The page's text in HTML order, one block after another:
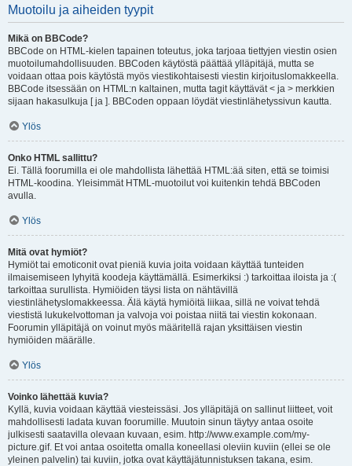
Muotoilu ja aiheiden tyypit
Mikä on BBCode?
BBCode on HTML-kielen tapainen toteutus, joka tarjoaa tiettyjen viestin osien
muotoilumahdollisuuden. BBCoden käytöstä päättää ylläpitäjä, mutta se
voidaan ottaa pois käytöstä myös viestikohtaisesti viestin kirjoituslomakkeella.
BBCode itsessään on HTML:n kaltainen, mutta tagit käyttävät < ja > merkkien
sijaan hakasulkuja [ ja ]. BBCoden oppaan löydät viestinlähetyssivun kautta.
Ylös
Onko HTML sallittu?
Ei. Tällä foorumilla ei ole mahdollista lähettää HTML:ää siten, että se toimisi
HTML-koodina. Yleisimmät HTML-muotoilut voi kuitenkin tehdä BBCoden
avulla.
Ylös
Mitä ovat hymiöt?
Hymiöt tai emoticonit ovat pieniä kuvia joita voidaan käyttää tunteiden
ilmaisemiseen lyhyitä koodeja käyttämällä. Esimerkiksi :) tarkoittaa iloista ja :(
tarkoittaa surullista. Hymiöiden täysi lista on nähtävillä
viestinlähetyslomakkeessa. Älä käytä hymiöitä liikaa, sillä ne voivat tehdä
viestistä lukukelvottoman ja valvoja voi poistaa niitä tai viestin kokonaan.
Foorumin ylläpitäjä on voinut myös määritellä rajan yksittäisen viestin
hymiöiden määrälle.
Ylös
Voinko lähettää kuvia?
Kyllä, kuvia voidaan käyttää viesteissäsi. Jos ylläpitäjä on sallinut liitteet, voit
mahdollisesti ladata kuvan foorumille. Muutoin sinun täytyy antaa osoite
julkisesti saatavilla olevaan kuvaan, esim. http://www.example.com/my-
picture.gif. Et voi antaa osoitetta omalla koneellasi oleviin kuviin (ellei se ole
yleinen palvelin) tai kuviin, jotka ovat käyttäjätunnistuksen takana, esim.